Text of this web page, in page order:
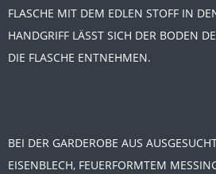
FLASCHE MIT DEM EDLEN STOFF IN
HANDGRIFF LÄSST SICH DER BODEN
DIE FLASCHE ENTNEHMEN.
BEI DER GARDEROBE AUS
EISENBLECH, FEUERFORMTEM